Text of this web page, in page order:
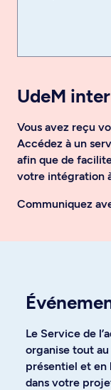
UdeM
Vous avez reçu
Accédez à un
afin que de
votre intégration
Communiquez
Le Service de
organise tout au
présentiel et en
dans votre